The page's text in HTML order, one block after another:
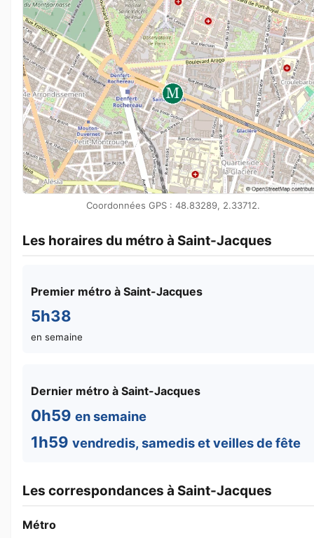
Coordonnées GPS : 48.83289, 2.33712.
Les horaires du métro à Saint-Jacques
Premier métro à Saint-Jacques
5h38
en semaine
Dernier métro à Saint-Jacques
0h59 en semaine
1h59 vendredis, samedis et veilles de fête
Les correspondances à Saint-Jacques
Métro